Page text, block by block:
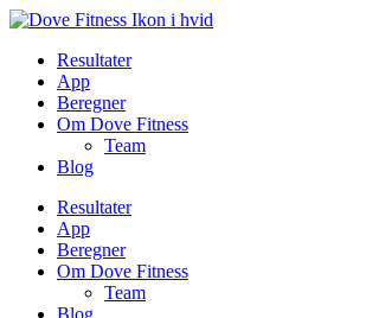
Spring
indholdResultater
App
Beregner
Om Dove Fitness
Team
Blog
Resultater
App
Beregner
Om Dove Fitness
Team
Blog